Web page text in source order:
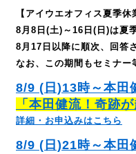
【アイウエオフィス夏季
8月8日(土)～16日(日)は夏
8月17日以降に順次、回答
なお、この期間もセミナ
8/9 (日)13時～本田
「本田健流！奇跡
詳細・お申込みはこちら
8/9 (日)21時～本田